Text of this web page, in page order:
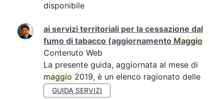
disponibile
ai servizi territoriali per la cessazione dal
fumo di tabacco (aggiornamento Maggio
Contenuto Web
La presente guida, aggiornata al mese di
maggio 2019, è un elenco ragionato delle
GUIDA SERVIZI